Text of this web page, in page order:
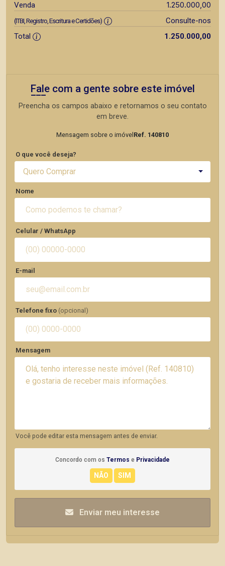
Venda 1.250.000,00
(ITBI, Registro, Escritura e Certidões)
Consulte-nos
Total
1.250.000,00
Fale com a gente sobre este imóvel
Preencha os campos abaixo e retornamos o seu contato
em breve.
Mensagem sobre o imóvel Ref. 140810
O que você deseja?
Quero Comprar
Nome
Celular / WhatsApp
E-mail
Telefone fixo (opcional)
Mensagem
Você pode editar esta mensagem antes de enviar.
Concordo com os Termos e Privacidade
Enviar meu interesse